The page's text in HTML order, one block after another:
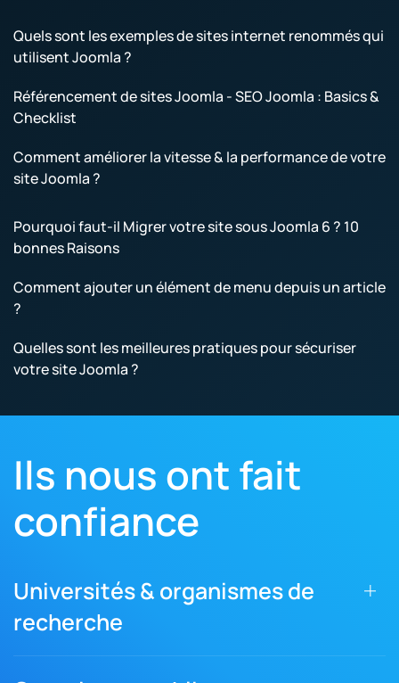
Quels sont les exemples de sites internet renommés qui
utilisent Joomla ?
Référencement de sites Joomla - SEO Joomla : Basics &
Checklist
Comment améliorer la vitesse & la performance de votre
site Joomla ?
Pourquoi faut-il Migrer votre site sous Joomla 6 ? 10
bonnes Raisons
Comment ajouter un élément de menu depuis un article
?
Quelles sont les meilleures pratiques pour sécuriser
votre site Joomla ?
Ils nous ont fait
confiance
Universités & organismes de
recherche